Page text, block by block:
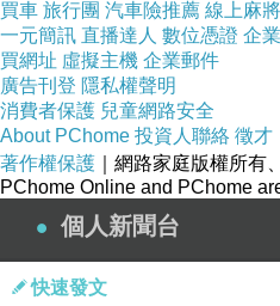
買車 旅行團 汽車險推薦 線上麻將
一元簡訊 直播達人 數位憑證 企
買網址 虛擬主機 企業郵件
廣告刊登 隱私權聲明
消費者保護 兒童網路安全
About PChome 投資人聯絡 徵才
著作權保護 ｜網路家庭版權所有
PChome Online and PChome
個人新聞台
快速發文